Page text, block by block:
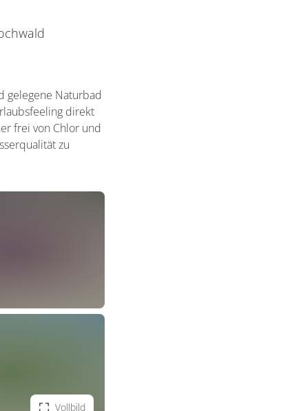
gelegene Naturbad
direkt
frei von Chlor und
zu
Vollbild